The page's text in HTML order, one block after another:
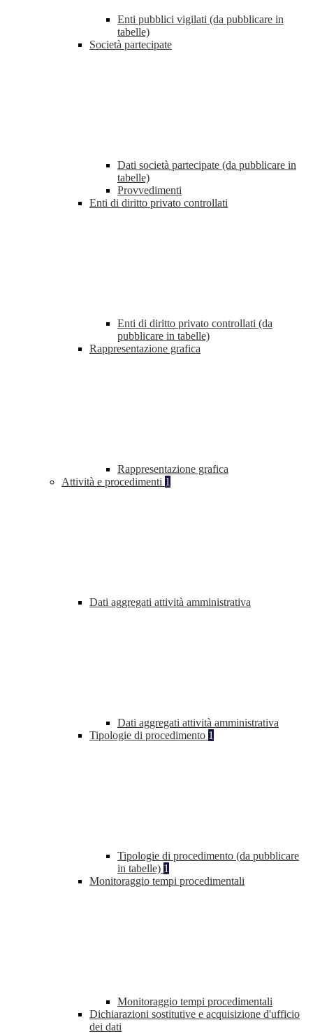
Enti pubblici vigilati (da pubblicare in
tabelle)
Società partecipate
Dati società partecipate (da pubblicare in
tabelle)
Provvedimenti
Enti di diritto privato controllati
Enti di diritto privato controllati (da
pubblicare in tabelle)
Rappresentazione grafica
Rappresentazione grafica
Attività e procedimenti 1
Dati aggregati attività amministrativa
Dati aggregati attività amministrativa
Tipologie di procedimento 1
Tipologie di procedimento (da pubblicare
in tabelle) 1
Monitoraggio tempi procedimentali
Monitoraggio tempi procedimentali
Dichiarazioni sostitutive e acquisizione d'ufficio
dei dati